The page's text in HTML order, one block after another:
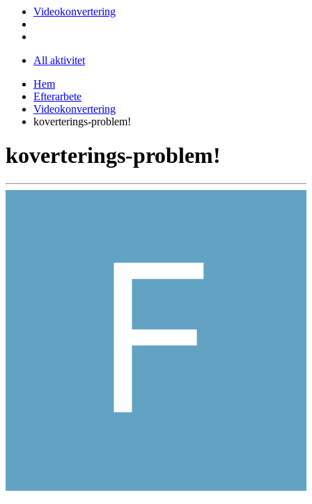
Videokonvertering
All aktivitet
Hem
Efterarbete
Videokonvertering
koverterings-problem!
koverterings-problem!